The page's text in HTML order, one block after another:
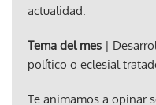
actualidad.
Tema del mes |
político o eclesial
Te animamos a opinar